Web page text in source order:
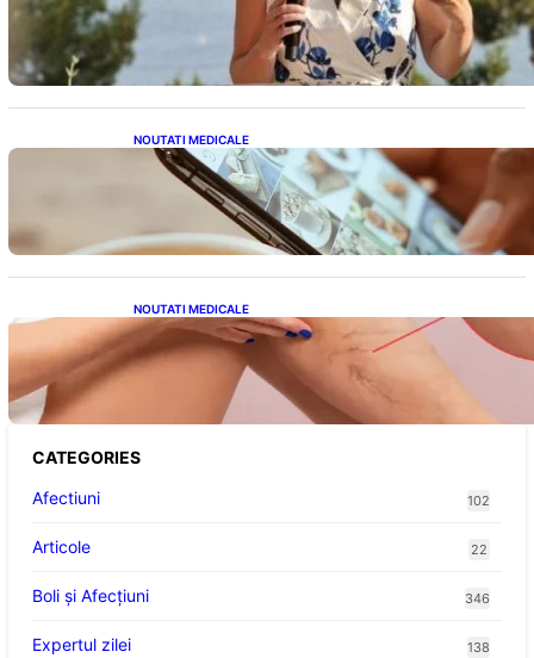
alegere plină de semnificație pentru familia
regală britanică
NOUTATI MEDICALE
Revoluția Bateriilor pentru Telefoane:
Avantaje, Provocări și Viitorul Tehnologiei
Energetice
NOUTATI MEDICALE
Varicele și Umflarea Picioarelor pe Caniculă:
Înțelegerea Simptomelor și Măsurilor de
Prevenție
CATEGORIES
Afectiuni
102
Articole 22
Boli și Afecțiuni 346
Expertul zilei 138